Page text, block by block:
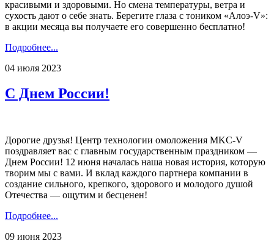
красивыми и здоровыми. Но смена температуры, ветра и
сухость дают о себе знать. Берегите глаза с тоником «Алоэ-V»:
в акции месяца вы получаете его совершенно бесплатно!
Подробнее...
04 июля 2023
С Днем России!
Дорогие друзья! Центр технологии омоложения MKC-V
поздравляет вас с главным государственным праздником —
Днем России! 12 июня началась наша новая история, которую
творим мы с вами. И вклад каждого партнера компании в
создание сильного, крепкого, здорового и молодого душой
Отечества — ощутим и бесценен!
Подробнее...
09 июня 2023